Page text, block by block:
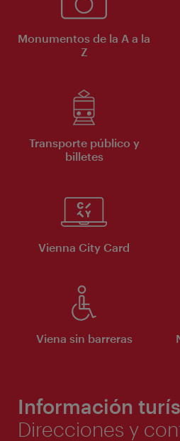
Monumentos de la A a la
Z
Transporte público y
billetes
Vienna City Card
Viena sin barreras
Información
Direcciones y